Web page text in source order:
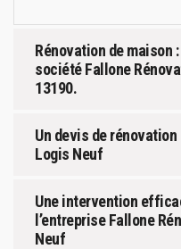
Rénovation de maison
société Fallone
13190.
Un devis de
Logis Neuf
Une intervention
l’entreprise Fallone
Neuf